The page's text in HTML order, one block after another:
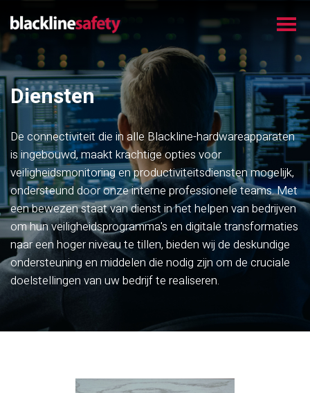
Diensten
De connectiviteit die in alle Blackline-hardwareapparaten
is ingebouwd, maakt krachtige opties voor
veiligheidsmonitoring en productiviteitsdiensten mogelijk,
ondersteund door onze interne professionele teams. Met
een bewezen staat van dienst in het helpen van bedrijven
om hun veiligheidsprogramma's en digitale transformaties
naar een hoger niveau te tillen, bieden wij de deskundige
ondersteuning en middelen die nodig zijn om de cruciale
doelstellingen van uw bedrijf te realiseren.